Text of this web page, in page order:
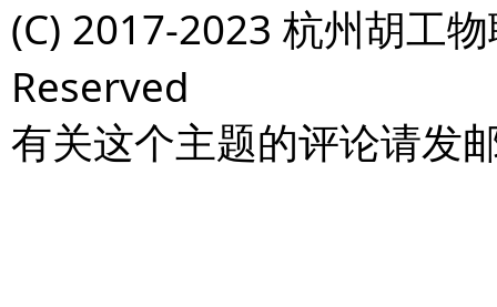
(C) 2017-2023 杭州胡工
Reserved
有关这个主题的评论请发